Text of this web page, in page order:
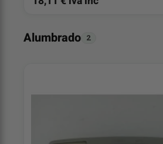
Alumbrado 2